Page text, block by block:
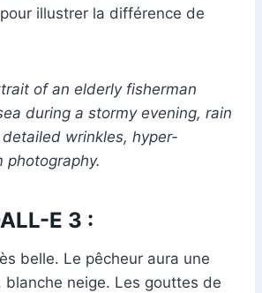
illustrer la différence de
of an elderly fisherman
during a stormy evening, rain
wrinkles, hyper-
photography.
E 3 :
belle. Le pêcheur aura une
neige. Les gouttes de